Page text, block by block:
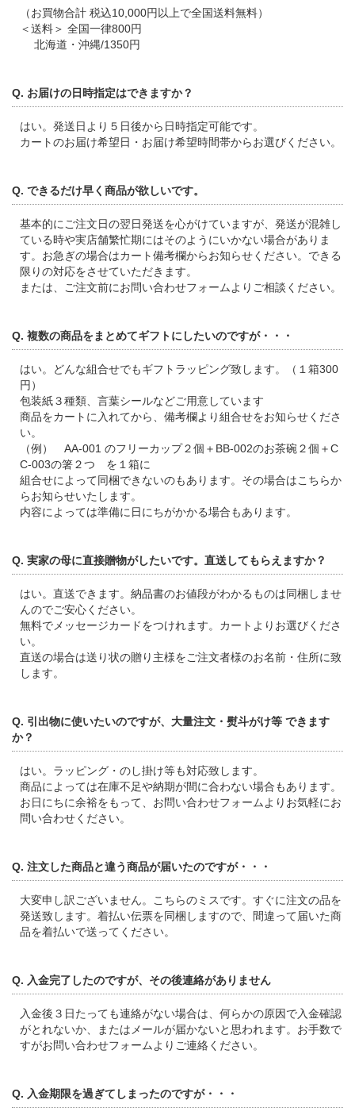
（お買物合計 税込10,000円以上で全国送料無料）
＜送料＞ 全国一律800円
北海道・沖縄/1350円
Q. お届けの日時指定はできますか？
はい。発送日より５日後から日時指定可能です。
カートのお届け希望日・お届け希望時間帯からお選びください。
Q. できるだけ早く商品が欲しいです。
基本的にご注文日の翌日発送を心がけていますが、発送が混雑し
ている時や実店舗繁忙期にはそのようにいかない場合がありま
す。お急ぎの場合はカート備考欄からお知らせください。できる
限りの対応をさせていただきます。
または、ご注文前にお問い合わせフォームよりご相談ください。
Q. 複数の商品をまとめてギフトにしたいのですが・・・
はい。どんな組合せでもギフトラッピング致します。（１箱300
円）
包装紙３種類、言葉シールなどご用意しています
商品をカートに入れてから、備考欄より組合せをお知らせくださ
い。
（例） AA-001 のフリーカップ２個＋BB-002のお茶碗２個＋C
C-003の箸２つ を１箱に
組合せによって同梱できないのもあります。その場合はこちらか
らお知らせいたします。
内容によっては準備に日にちがかかる場合もあります。
Q. 実家の母に直接贈物がしたいです。直送してもらえますか？
はい。直送できます。納品書のお値段がわかるものは同梱しませ
んのでご安心ください。
無料でメッセージカードをつけれます。カートよりお選びくださ
い。
直送の場合は送り状の贈り主様をご注文者様のお名前・住所に致
します。
Q. 引出物に使いたいのですが、大量注文・熨斗がけ等 できます
か？
はい。ラッピング・のし掛け等も対応致します。
商品によっては在庫不足や納期が間に合わない場合もあります。
お日にちに余裕をもって、お問い合わせフォームよりお気軽にお
問い合わせください。
Q. 注文した商品と違う商品が届いたのですが・・・
大変申し訳ございません。こちらのミスです。すぐに注文の品を
発送致します。着払い伝票を同梱しますので、間違って届いた商
品を着払いで送ってください。
Q. 入金完了したのですが、その後連絡がありません
入金後３日たっても連絡がない場合は、何らかの原因で入金確認
がとれないか、またはメールが届かないと思われます。お手数で
すがお問い合わせフォームよりご連絡ください。
Q. 入金期限を過ぎてしまったのですが・・・